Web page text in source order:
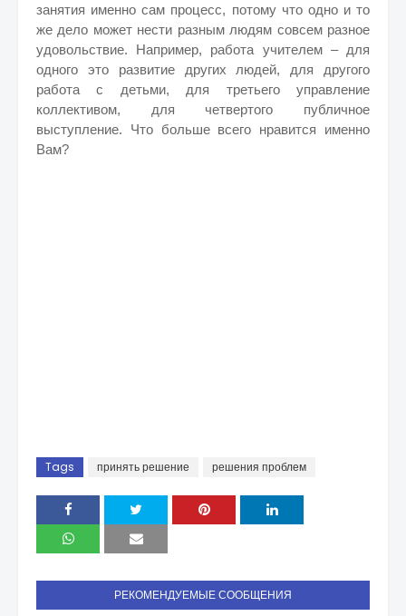
занятия именно сам процесс, потому что одно и то
же дело может нести разным людям совсем разное
удовольствие. Например, работа учителем – для
одного это развитие других людей, для другого
работа с детьми, для третьего управление
коллективом, для четвертого публичное
выступление. Что больше всего нравится именно
Вам?
Tags принять решение решения проблем
РЕКОМЕНДУЕМЫЕ СООБЩЕНИЯ